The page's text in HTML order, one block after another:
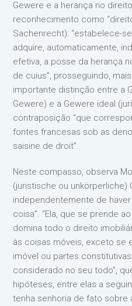
Gewere e a herança no
reconhecimento como
Sachenrecht): “estabelece-
adquire, automaticamente,
efetiva, a posse da herança
de cuius”, prosseguindo,
importante distinção entre a
Gewere) e a Gewere ideal
contraposição “que
fontes francesas sob as
saisine de droit”.
Neste compasso, observa
(juristische ou unkörperliche)
independentemente de
coisa”. “Ela, que se prende
domina todo o direito
às coisas móveis, exceto se
imóvel ou partes
considerado no seu todo”,
hipóteses, entre elas a
tenha senhoria de fato sobre